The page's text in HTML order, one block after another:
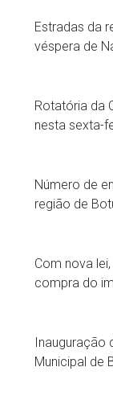
Estradas da
véspera de
Rotatória da
nesta sexta-
Número de
região de
Com nova
compra do
Inauguração
Municipal de